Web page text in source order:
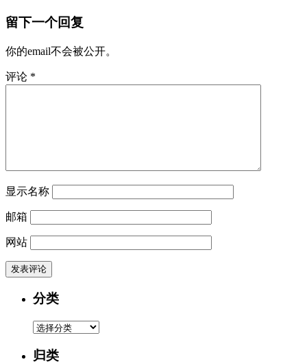
留下一个回复
你的email不会被公开。
评论 *
显示名称
邮箱
网站
分类
分
归类